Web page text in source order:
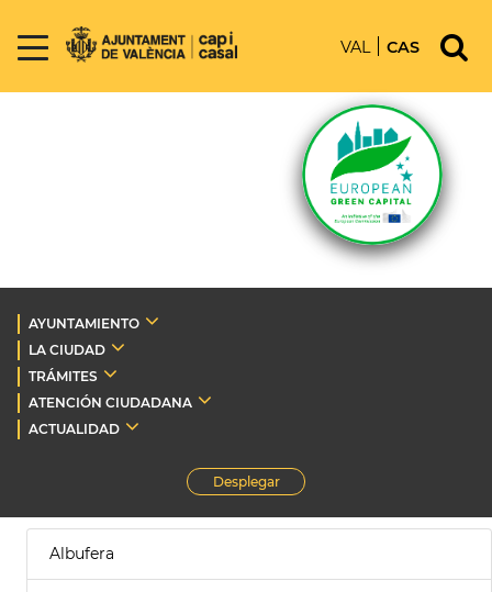
VAL CAS
AYUNTAMIENTO
LA CIUDAD
TRÁMITES
ATENCIÓN CIUDADANA
ACTUALIDAD
Desplegar
Albufera